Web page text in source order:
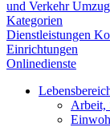
und Verkehr
Kategorien
Dienstleistungen
Einrichtungen
Onlinedienste
Arbeit,